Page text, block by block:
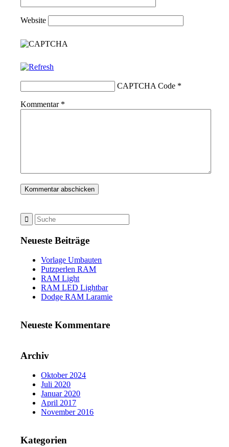
Website
CAPTCHA Code *
Kommentar *
Neueste Beiträge
Vorlage Umbauten
Putzperlen RAM
RAM Light
RAM LED Lightbar
Dodge RAM Laramie
Neueste Kommentare
Archiv
Oktober 2024
Juli 2020
Januar 2020
April 2017
November 2016
Kategorien